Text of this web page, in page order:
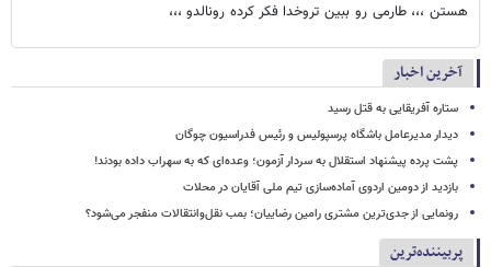
هستن ،،، طارمی رو ببین تروخدا فکر کرده رونالدو ،،،
آخرین اخبار
ستاره آفریقایی به قتل رسید
دیدار مدیرعامل باشگاه پرسپولیس و رئیس فدراسیون چوگان
پشت پرده پیشنهاد استقلال به سردار آزمون؛ وعده‌ای که به سهراب داده بودند!
بازدید از دومین اردوی آماده‌سازی تیم ملی آقایان در محلات
رونمایی از جدی‌ترین مشتری رامین رضاییان؛ بمب نقل‌وانتقالات منفجر می‌شود؟
پربیننده‌ترین